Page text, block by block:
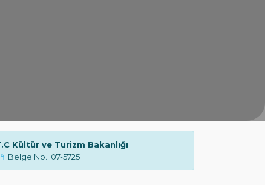
Kültür ve Turizm Bakanlığı
Belge No.: 07-5725